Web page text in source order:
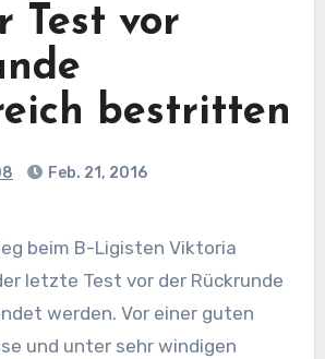
Test vor
bestritten
Feb. 21, 2016
letzte Test vor der Rückrunde
werden. Vor einer guten
und unter sehr windigen